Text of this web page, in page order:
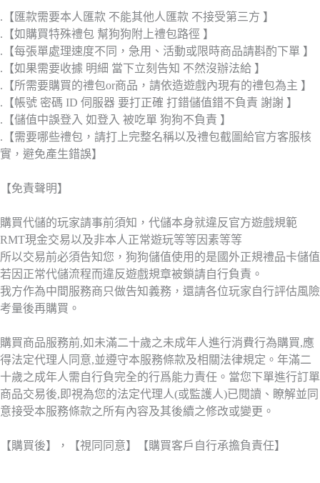
.【匯款需要本人匯款 不能其他人匯款 不接受第三方 】
.【如購買特殊禮包 幫狗狗附上禮包路徑 】
.【每張單處理速度不同，急用、活動或限時商品請斟酌下單 】
.【如果需要收據 明細 當下立刻告知 不然沒辦法給 】
.【所需要購買的禮包or商品，請依造遊戲內現有的禮包為主 】
.【帳號 密碼 ID 伺服器 要打正確 打錯儲值錯不負責 謝謝 】
.【儲值中誤登入 如登入 被吃單 狗狗不負責 】
.【需要哪些禮包，請打上完整名稱以及禮包截圖給官方客服核
實，避免產生錯誤】
【免責聲明】
購買代儲的玩家請事前須知，代儲本身就違反官方遊戲規範
RMT現金交易以及非本人正常遊玩等等因素等等
所以交易前必須告知您，狗狗儲值使用的是國外正規禮品卡儲值
若因正常代儲流程而違反遊戲規章被鎖請自行負責。
我方作為中間服務商只做告知義務，還請各位玩家自行評估風險
考量後再購買。
購買商品服務前,如未滿二十歲之未成年人進行消費行為購買,應
得法定代理人同意,並遵守本服務條款及相關法律規定。年滿二
十歲之成年人需自行負完全的行爲能力責任。當您下單進行訂單
商品交易後,即視為您的法定代理人(或監護人)已閱讀、瞭解並同
意接受本服務條款之所有內容及其後續之修改或變更。
【購買後】，【視同同意】【購買客戶自行承擔負責任】